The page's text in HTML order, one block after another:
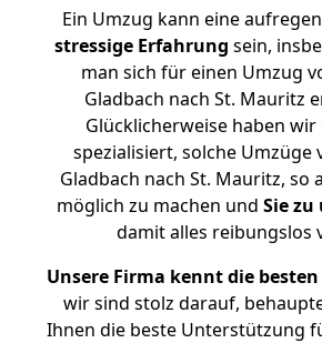
Ein Umzug kann eine
stressige Erfahrung sein,
man sich für einen Umzug
Gladbach nach St. Mauritz
Glücklicherweise haben
spezialisiert, solche Umzüge
Gladbach nach St. Mauritz, so
möglich zu machen und Sie
damit alles reibungslos
Unsere Firma kennt die
wir sind stolz darauf,
Ihnen die beste Unterstützung